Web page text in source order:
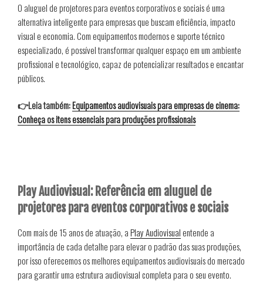
O aluguel de projetores para eventos corporativos e sociais é uma
alternativa inteligente para empresas que buscam eficiência, impacto
visual e economia. Com equipamentos modernos e suporte técnico
especializado, é possível transformar qualquer espaço em um ambiente
profissional e tecnológico, capaz de potencializar resultados e encantar
públicos.
👉Leia também:Equipamentos audiovisuais para empresas de cinema:
Conheça os itens essenciais para produções profissionais
Play Audiovisual: Referência em aluguel de
projetores para eventos corporativos e sociais
Com mais de 15 anos de atuação, aPlay Audiovisualentende a
importância de cada detalhe para elevar o padrão das suas produções,
por isso oferecemos os melhores equipamentos audiovisuais do mercado
para garantir uma estrutura audiovisual completa para o seu evento.